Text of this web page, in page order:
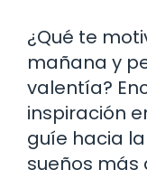
¿Qué te
mañana y
valentía?
inspiración
guíe hacia
sueños más